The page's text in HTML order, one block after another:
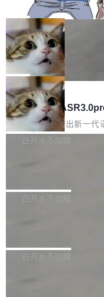
x / Windows / Harmony
x / Harmony PC curl -
r.org/solon...
文窗口。随着项目规模
不断累积，代码仓中的模
务逻辑等关键信息往往分
件之中，形成高度复杂的
代码检索手段（如关键词
在语法层面完成文本定位
内涵与结构关联，导致开
理解大规模代码仓时面临
颈。 代码仓深度理解服务
e深度理解服务"）是华为
师删光 89TB 数据只为
最高人民检察院8月4日公
名90后算法工程师王某
服务器空间，删光了公司
数据。 王某2024年1月入
短剧部门，有互联网大厂
调整期间，部门三次通知
移到B集群，王某都回复
数据。2024年9月3日下
的账号密码进入A集群，
称为"删库跑路"的命令
自研的多个文生3D和...
局
Cloudflare 分享推理优
che 量化 + 权重压缩，
1%，成本降 30%
Kimi 和 GLM 是当前最强
它们有一个共同的问题
的 Kimi K 系列和智谱的
oE 架构的大模型，好用
存永远不够用。
一直在跑这些模型的推理
整性保护。效果是：吞吐
局
腾讯混元 Hy
腾讯混元正式推出新一代
3.0preview。基于最新一
让语音识别不再只是听清
w 不要求标准普通话，方
白开水不加糖
新和少量网页兼容性修复
容提供的字体时出现的几
白开水不加糖
发布的 Release Notes，
白开水不加糖